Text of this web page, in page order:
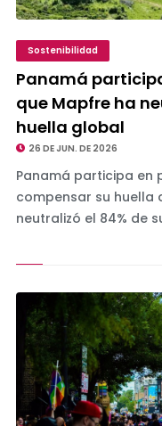
Sostenibilidad
Panamá
que Mapfre ha
huella global
26 DE JUN. DE 2026
Panamá participa en
compensar su huella
neutralizó el 84% de